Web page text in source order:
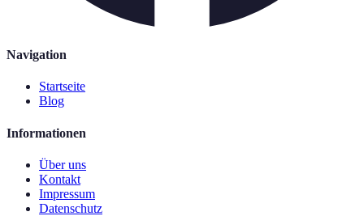
Navigation
Startseite
Blog
Informationen
Über uns
Kontakt
Impressum
Datenschutz